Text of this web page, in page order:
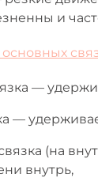
и
—
—
(на
внутрь,